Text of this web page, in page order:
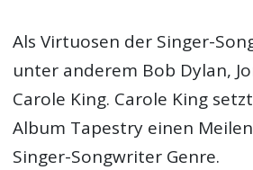
Als Virtuosen der Singer-
unter anderem Bob Dylan,
Carole King. Carole King
Album Tapestry einen
Singer-Songwriter Genre.